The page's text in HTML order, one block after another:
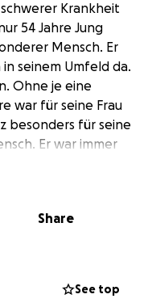
schwerer Krankheit
54 Jahre Jung
Mensch. Er
seinem Umfeld da.
Ohne je eine
war für seine Frau
besonders für seine
Er war immer
oder im
mit Euch
und
Share
See top